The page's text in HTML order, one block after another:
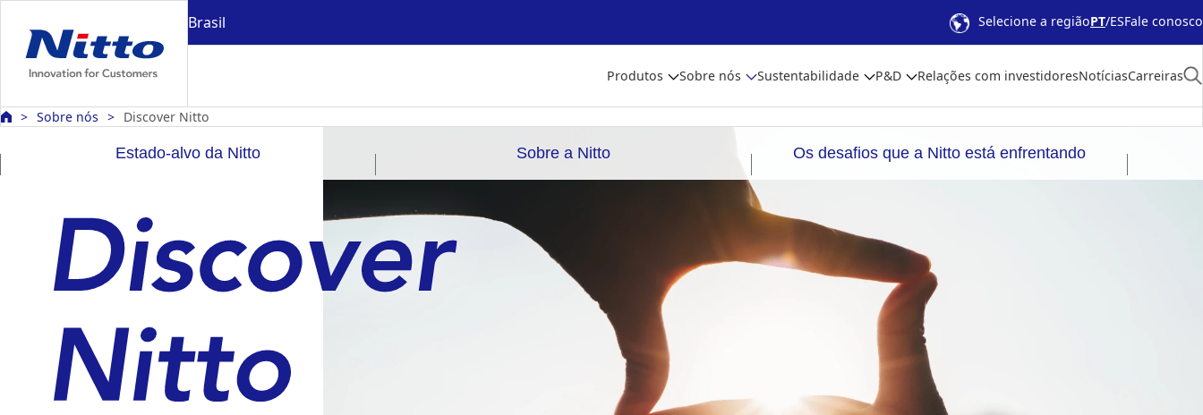
Brasil Selecione a regiãoPT ESFale conosco
Produtos Sobre nós Sustentabilidade P&D Relações com investidoresNotíciasCarreiras
Sobre nós Discover Nitto
Estado-alvo da Nitto Sobre a Nitto
Domínios de negócios
Os desafios que a Nitto está enfrentando